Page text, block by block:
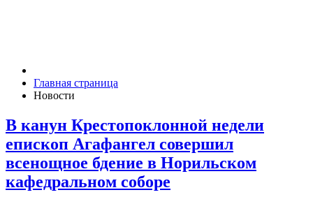
Главная страница
Новости
В канун Крестопоклонной недели
епископ Агафангел совершил
всенощное бдение в Норильском
кафедральном соборе